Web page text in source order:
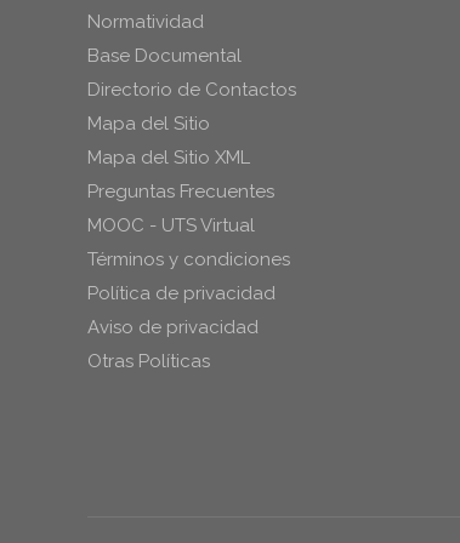
Normatividad
Base Documental
Directorio de Contactos
Mapa del Sitio
Mapa del Sitio XML
Preguntas Frecuentes
MOOC - UTS Virtual
Términos y condiciones
Política de privacidad
Aviso de privacidad
Otras Políticas